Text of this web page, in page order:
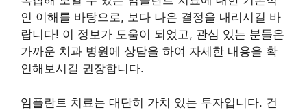
인 이해를 바탕으로, 보다 나은 결정을 내리시길 바
랍니다! 이 정보가 도움이 되었고, 관심 있는 분들은
가까운 치과 병원에 상담을 하여 자세한 내용을 확
인해보시길 권장합니다.
임플란트 치료는 대단히 가치 있는 투자입니다. 건